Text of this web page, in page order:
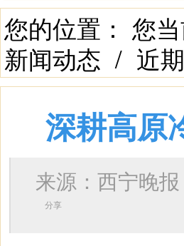
您的位置： 您
新闻动态 / 近
深耕高原
来源：西宁晚
分享